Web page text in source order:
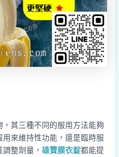
其三種不同的服用方法能夠
來維持性功能，還是臨時服
整劑量， 雄贊膜衣錠都能提